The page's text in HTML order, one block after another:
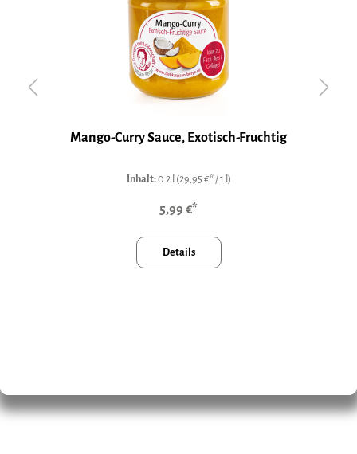
Mango-Curry Sauce, Exotisch-Fruchtig
Inhalt:0.2 l (29,95 €* / 1 l)
5,99 €*
Details